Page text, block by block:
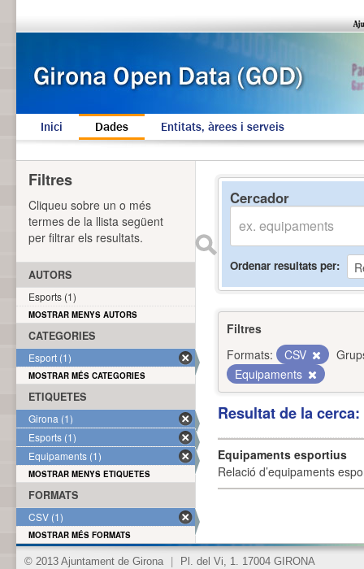
Inici Dades Entitats, àrees i serveis
Cercador
Ordenar resultats per
Filtres
Formats:
CSV
Equipaments
Resultat de la
Equipaments esportius
Relació d’equipaments
Filtres
Cliqueu sobre un o més
termes de la llista següent
per filtrar els resultats.
AUTORS
Esports (1)
MOSTRAR MENYS AUTORS
CATEGORIES
Esport (1)
MOSTRAR MÉS CATEGORIES
ETIQUETES
Girona (1)
Esports (1)
Equipaments (1)
MOSTRAR MENYS ETIQUETES
FORMATS
CSV (1)
MOSTRAR MÉS FORMATS
© 2013 Ajuntament de Girona Pl. del Vi, 1. 17004 GIRONA